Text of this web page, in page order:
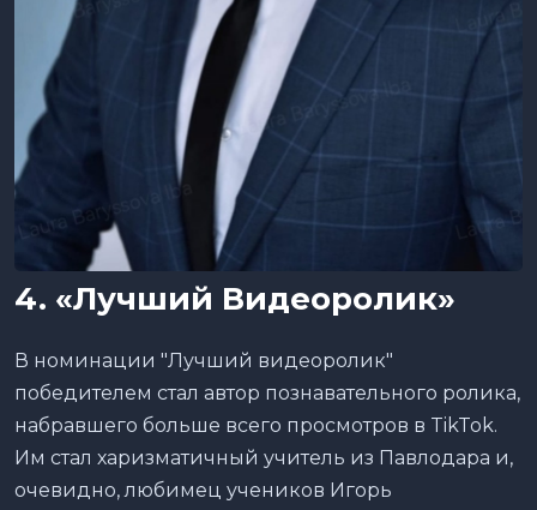
4. «Лучший Видеоролик»
В номинации "Лучший видеоролик"
победителем стал автор познавательного ролика,
набравшего больше всего просмотров в TikTok.
Им стал харизматичный учитель из Павлодара и,
очевидно, любимец учеников Игорь